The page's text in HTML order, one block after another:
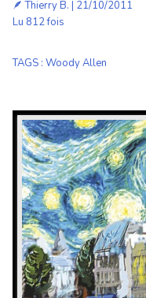
🪶Thierry B. | 21/10/2011
Lu 812 fois
TAGS : Woody Allen